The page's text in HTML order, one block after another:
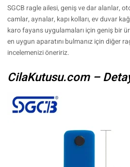
SGCB ragle ailesi, geniş ve dar alanlar,
camlar, aynalar, kapı kolları, ev duvar
karo fayans uygulamaları için geniş bir
en uygun aparatını bulmanız için diğer
incelemenizi öneririz.
CilaKutusu.com –